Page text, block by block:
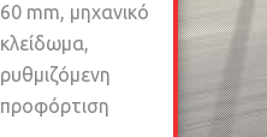
60 mm, μηχανικό
κλείδωμα,
ρυθμιζόμενη
προφόρτιση